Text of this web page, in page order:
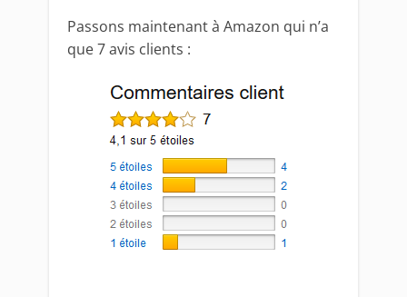
Passons maintenant à Amazon qui n’a
que 7 avis clients :